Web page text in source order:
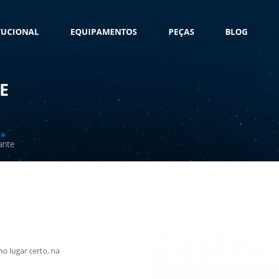
EQUIPAMENTOS PEÇAS BLOG
lugar certo, na